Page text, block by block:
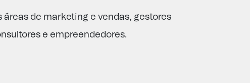
áreas de marketing e vendas, gestores
nsultores e empreendedores.